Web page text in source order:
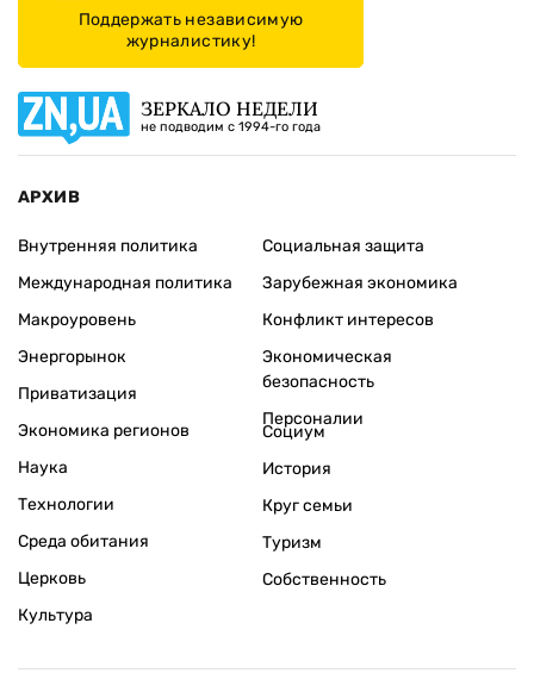
Поддержать независимую
журналистику!
ЗЕРКАЛО НЕДЕЛИ
не подводим с 1994-го года
АРХИВ
Внутренняя политика
Международная политика
Макроуровень
Энергорынок
Приватизация
Экономика регионов
Социальная защита
Зарубежная экономика
Конфликт интересов
Экономическая
безопасность
Персоналии
Наука
Технологии
Среда обитания
Церковь
Культура
Социум
История
Круг семьи
Туризм
Собственность